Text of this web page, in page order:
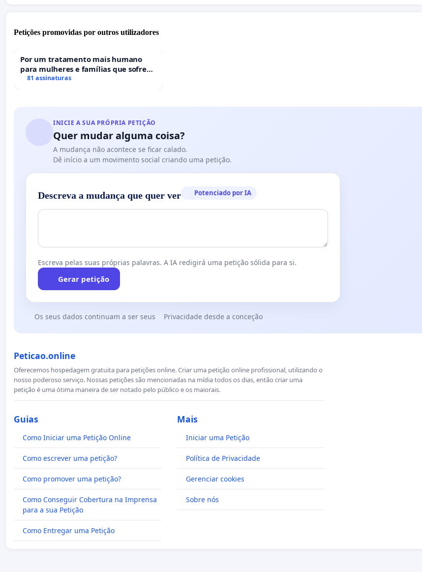
Petições promovidas por outros utilizadores
Por um tratamento mais humano
para mulheres e famílias que sofrem
uma perda gestacional nos hospitais
81 assinaturas
INICIE A SUA PRÓPRIA PETIÇÃO
Quer mudar alguma coisa?
A mudança não acontece se ficar calado.
Dê início a um movimento social criando uma petição.
Descreva a mudança que quer ver Potenciado por IA
Escreva pelas suas próprias palavras. A IA redigirá uma petição sólida para si.
Gerar petição
Os seus dados continuam a ser seus Privacidade desde a conceção
Peticao.online
Oferecemos hospedagem gratuita para petições online. Criar uma petição online profissional, utilizando o
nosso poderoso serviço. Nossas petições são mencionadas na mídia todos os dias, então criar uma
petição é uma ótima maneira de ser notado pelo público e os maiorais.
Guias
Como Iniciar uma Petição Online
Como escrever uma petição?
Como promover uma petição?
Como Conseguir Cobertura na Imprensa
para a sua Petição
Como Entregar uma Petição
Mais
Iniciar uma Petição
Política de Privacidade
Gerenciar cookies
Sobre nós